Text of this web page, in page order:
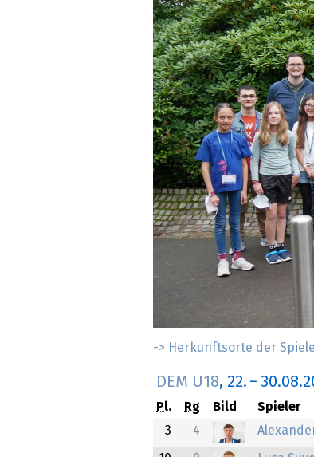
-> Herkunftsorte der
DEM U18, 22. –
Pl. Rg Bild Spieler
3
4